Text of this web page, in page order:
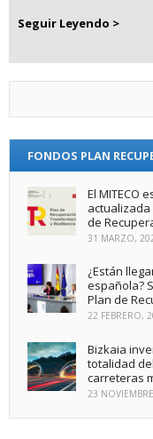
Seguir Leyendo >
FONDOS PLAN
El MITECO
de
31 MARZO,
¿Están
española?
Plan de
22 FEBRERO,
Bizkaia
totalidad
carreteras
23